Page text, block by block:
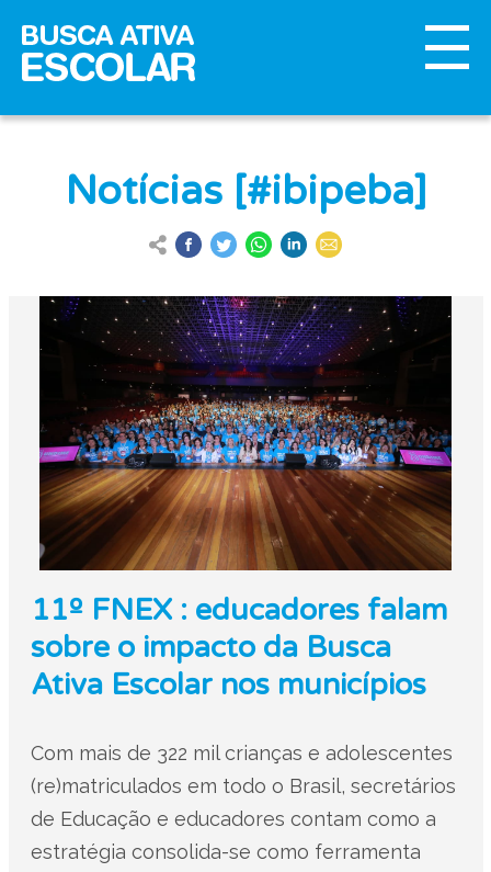
Notícias [#ibipeba]
11º FNEX : educadores falam
sobre o impacto da Busca
Ativa Escolar nos municípios
Com mais de 322 mil crianças e adolescentes
(re)matriculados em todo o Brasil, secretários
de Educação e educadores contam como a
estratégia consolida-se como ferramenta